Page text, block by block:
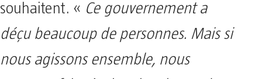
souhaitent. « Ce gouvernement a
déçu beaucoup de personnes. Mais si
nous agissons ensemble, nous